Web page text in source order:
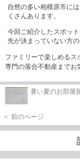
自然の多い相模原市に
くさんあります。
今回ご紹介したスポッ
先が決まっていない方
ファミリーで楽しめるス
専門の落合不動産までお
暑い夏のお部屋
＜ 前のページ